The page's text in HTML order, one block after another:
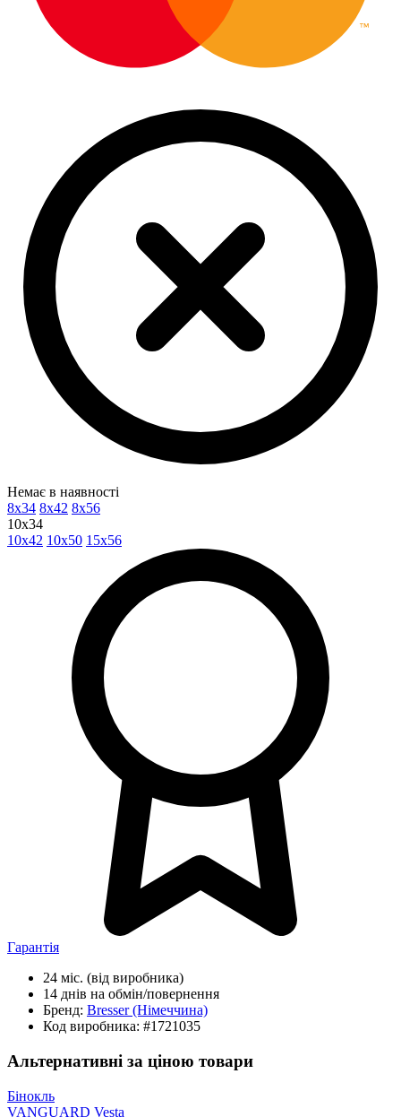
Немає в наявності
8x34 8x42 8x56
10x34
10x42 10x50 15x56
Гарантія
24 міс. (від виробника)
14 днів на обмін/повернення
Бренд: Bresser(Німеччина)
Код виробника: #1721035
Альтернативні за ціною товари
Бінокль
VANGUARD Vesta